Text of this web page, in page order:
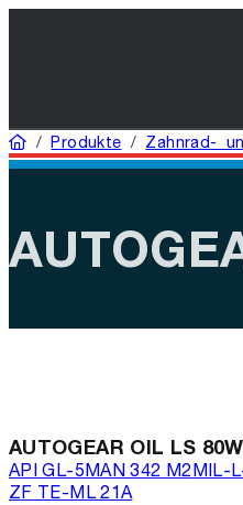
Startseite
/Produkte / Zahnrad-
AUTOGEAR OIL LS
API GL-5MAN 342 M2MIL-
ZF TE-ML 21A